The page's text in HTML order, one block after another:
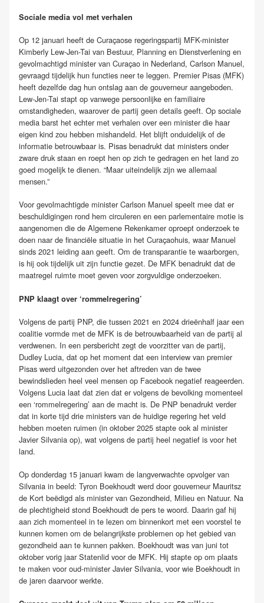
Sociale media vol met verhalen
Op 12 januari heeft de Curaçaose regeringspartij MFK-minister
Kimberly Lew-Jen-Tai van Bestuur, Planning en Dienstverlening en
gevolmachtigd minister van Curaçao in Nederland, Carlson Manuel,
gevraagd tijdelijk hun functies neer te leggen. Premier Pisas (MFK)
heeft dezelfde dag hun ontslag aan de gouverneur aangeboden.
Lew-Jen-Tai stapt op vanwege persoonlijke en familiaire
omstandigheden, waarover de partij geen details geeft. Op sociale
media barst het echter met verhalen over een minister die haar
eigen kind zou hebben mishandeld. Het blijft onduidelijk of de
informatie betrouwbaar is. Pisas benadrukt dat ministers onder
zware druk staan en roept hen op zich te gedragen en het land zo
goed mogelijk te dienen. “Maar uiteindelijk zijn we allemaal
mensen.”
Voor gevolmachtigde minister Carlson Manuel speelt mee dat er
beschuldigingen rond hem circuleren en een parlementaire motie is
aangenomen die de Algemene Rekenkamer oproept onderzoek te
doen naar de financiële situatie in het Curaçaohuis, waar Manuel
sinds 2021 leiding aan geeft. Om de transparantie te waarborgen,
is hij ook tijdelijk uit zijn functie gezet. De MFK benadrukt dat de
maatregel ruimte moet geven voor zorgvuldige onderzoeken.
PNP klaagt over ‘rommelregering’
Volgens de partij PNP, die tussen 2021 en 2024 drieënhalf jaar een
coalitie vormde met de MFK is de betrouwbaarheid van de partij al
verdwenen. In een persbericht zegt de voorzitter van de partij,
Dudley Lucia, dat op het moment dat een interview van premier
Pisas werd uitgezonden over het aftreden van de twee
bewindslieden heel veel mensen op Facebook negatief reageerden.
Volgens Lucia laat dat zien dat er volgens de bevolking momenteel
een ‘rommelregering’ aan de macht is. De PNP benadrukt verder
dat in korte tijd drie ministers van de huidige regering het veld
hebben moeten ruimen (in oktober 2025 stapte ook al minister
Javier Silvania op), wat volgens de partij heel negatief is voor het
land.
Op donderdag 15 januari kwam de langverwachte opvolger van
Silvania in beeld: Tyron Boekhoudt werd door gouverneur Mauritsz
de Kort beëdigd als minister van Gezondheid, Milieu en Natuur. Na
de plechtigheid stond Boekhoudt de pers te woord. Daarin gaf hij
aan zich momenteel in te lezen om binnenkort met een voorstel te
kunnen komen om de belangrijkste problemen op het gebied van
gezondheid aan te kunnen pakken. Boekhoudt was van juni tot
oktober vorig jaar Statenlid voor de MFK. Hij stapte op om plaats
te maken voor oud-minister Javier Silvania, voor wie Boekhoudt in
de jaren daarvoor werkte.